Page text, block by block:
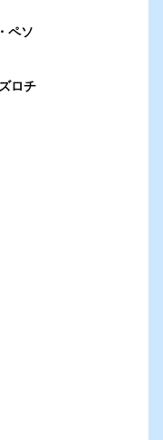
ペソ
ロチ